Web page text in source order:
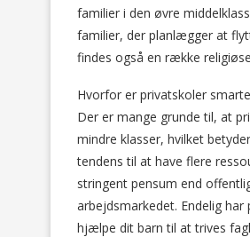
familier i den øvre
familier, der planlægger at
findes også en række
Hvorfor er privatskoler
Der er mange grunde til, at
mindre klasser, hvilket
tendens til at have flere
stringent pensum end
arbejdsmarkedet. Endelig
hjælpe dit barn til at trives